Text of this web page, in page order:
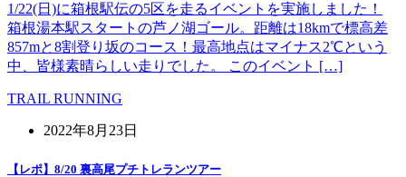
1/22(日)に箱根駅伝の5区を走るイベントを実施しました！
箱根湯本駅スタートの芦ノ湖ゴール。距離は18kmで標高差
857mと8割登り坂のコース！最高地点はマイナス2℃という
中、皆様素晴らしい走りでした。 このイベント […]
TRAIL RUNNING
2022年8月23日
【レポ】8/20 裏高尾プチトレランツアー